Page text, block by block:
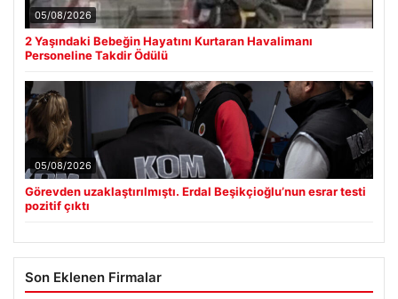
05/08/2026
2 Yaşındaki Bebeğin Hayatını Kurtaran Havalimanı
Personeline Takdir Ödülü
05/08/2026
Görevden uzaklaştırılmıştı. Erdal Beşikçioğlu’nun esrar testi
pozitif çıktı
Son Eklenen Firmalar